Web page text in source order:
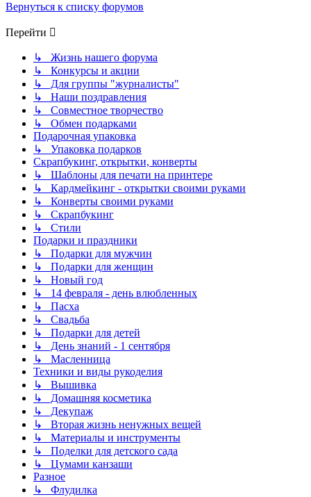
Вернуться к списку форумов
Перейти
↳ Жизнь нашего форума
↳ Конкурсы и акции
↳ Для группы "журналисты"
↳ Наши поздравления
↳ Совместное творчество
↳ Обмен подарками
Подарочная упаковка
↳ Упаковка подарков
Скрапбукинг, открытки, конверты
↳ Шаблоны для печати на принтере
↳ Кардмейкинг - открытки своими руками
↳ Конверты своими руками
↳ Скрапбукинг
↳ Стили
Подарки и праздники
↳ Подарки для мужчин
↳ Подарки для женщин
↳ Новый год
↳ 14 февраля - день влюбленных
↳ Пасха
↳ Свадьба
↳ Подарки для детей
↳ День знаний - 1 сентября
↳ Масленница
Техники и виды рукоделия
↳ Вышивка
↳ Домашняя косметика
↳ Декупаж
↳ Вторая жизнь ненужных вещей
↳ Материалы и инструменты
↳ Поделки для детского сада
↳ Цумами канзаши
Разное
↳ Флудилка